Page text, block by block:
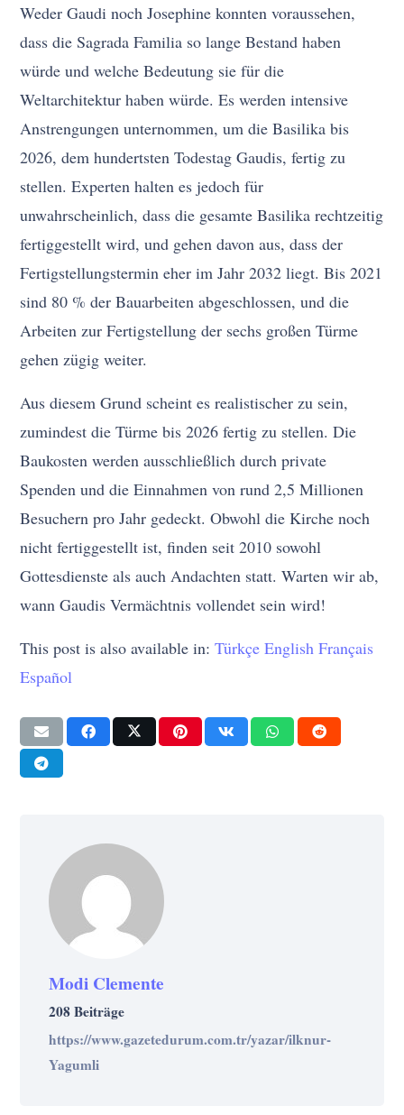
Weder Gaudi noch Josephine konnten voraussehen,
dass die Sagrada Familia so lange Bestand haben
würde und welche Bedeutung sie für die
Weltarchitektur haben würde. Es werden intensive
Anstrengungen unternommen, um die Basilika bis
2026, dem hundertsten Todestag Gaudis, fertig zu
stellen. Experten halten es jedoch für
unwahrscheinlich, dass die gesamte Basilika rechtzeitig
fertiggestellt wird, und gehen davon aus, dass der
Fertigstellungstermin eher im Jahr 2032 liegt. Bis 2021
sind 80 % der Bauarbeiten abgeschlossen, und die
Arbeiten zur Fertigstellung der sechs großen Türme
gehen zügig weiter.
Aus diesem Grund scheint es realistischer zu sein,
zumindest die Türme bis 2026 fertig zu stellen. Die
Baukosten werden ausschließlich durch private
Spenden und die Einnahmen von rund 2,5 Millionen
Besuchern pro Jahr gedeckt. Obwohl die Kirche noch
nicht fertiggestellt ist, finden seit 2010 sowohl
Gottesdienste als auch Andachten statt. Warten wir ab,
wann Gaudis Vermächtnis vollendet sein wird!
This post is also available in:Türkçe English Français
Español
Modi Clemente
208 Beiträge
https://www.gazetedurum.com.tr/yazar/ilknur-
Yagumli